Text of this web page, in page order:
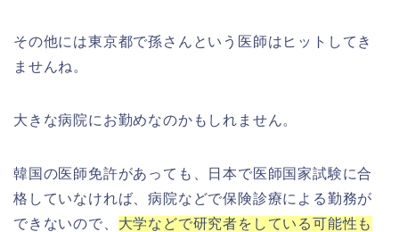
その他には東京都で孫さんという医師はヒットしてき
ませんね。
大きな病院にお勤めなのかもしれません。
韓国の医師免許があっても、日本で医師国家試験に合
格していなければ、病院などで保険診療による勤務が
できないので、 大学などで研究者をしている可能性も